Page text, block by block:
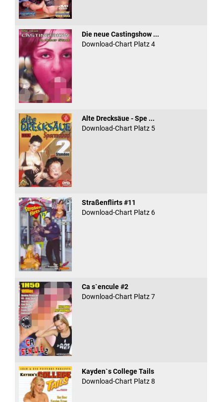
Die neue Castingshow ...
Download-Chart Platz 4
Alte Drecksäue - Spe ...
Download-Chart Platz 5
Straßenflirts #11
Download-Chart Platz 6
Ca s`encule #2
Download-Chart Platz 7
Kayden`s College Tails
Download-Chart Platz 8